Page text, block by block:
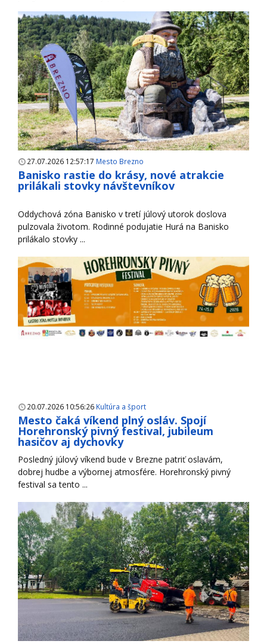
27.07.2026 12:57:17 Mesto Brezno
Banisko rastie do krásy, nové atrakcie
prilákali stovky návštevníkov
Oddychová zóna Banisko v tretí júlový utorok doslova
pulzovala životom. Rodinné podujatie Hurá na Banisko
prilákalo stovky ...
20.07.2026 10:56:26 Kultúra a šport
Mesto čaká víkend plný osláv. Spojí
Horehronský pivný festival, jubileum
hasičov aj dychovky
Posledný júlový víkend bude v Brezne patriť oslavám,
dobrej hudbe a výbornej atmosfére. Horehronský pivný
festival sa tento ...